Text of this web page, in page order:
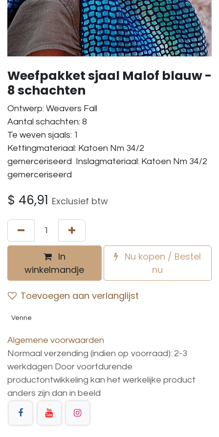
Weefpakket sjaal Malof blauw -
8 schachten
Ontwerp: Weavers Fall
Aantal schachten: 8
Te weven sjaals: 1
Kettingmateriaal: Katoen Nm 34/2
gemerceriseerd Inslagmateriaal: Katoen Nm 34/2
gemerceriseerd
$ 46,91 Exclusief btw
In
winkelmandje
Nu kopen / Bestel
nu
Toevoegen aan verlanglijst
Venne
Algemene voorwaarden
Normaal verzending (indien op voorraad): 2-3
werkdagen Door voortdurende
productontwikkeling kan het werkelijke product
anders zijn dan in beeld